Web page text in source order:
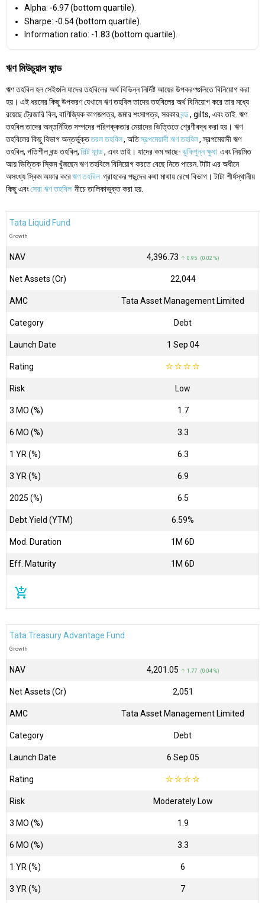
Alpha: -6.97 (bottom quartile).
Sharpe: -0.54 (bottom quartile).
Information ratio: -1.83 (bottom quartile).
ঋণ মিউচুয়াল ফান্ড
ঋণ তহবিল হল সেইগুলি যাদের তহবিলের অর্থ বিভিন্ন নির্দিষ্ট আয়ের উপকরণগুলিতে বিনিয়োগ করা
হয়। এই ধরনের কিছু উপকরণ যেখানে ঋণ তহবিল তাদের তহবিলের অর্থ বিনিয়োগ করে তার মধ্যে
রয়েছে ট্রেজারি বিল, বাণিজ্যিক কাগজপত্র, জমার শংসাপত্র, সরকারবন্ড, gilts, এবং তাই. ঋণ
তহবিল তাদের অন্তর্নিহিত সম্পদের পরিপক্কতার মেয়াদের ভিত্তিতে শ্রেণীবদ্ধ করা হয়। ঋণ
তহবিলের কিছু বিভাগ অন্তর্ভুক্ততরল তহবিল, অতিস্বল্পমেয়াদী ঋণ তহবিল, স্বল্পমেয়াদী ঋণ
তহবিল, গতিশীল বন্ড তহবিল,গিল্ট ফান্ড, এবং তাই। যাদের কম আছে-ঝুকিপুন্ন ক্ষুধা এবং নিয়মিত
আয় ভিত্তিক স্কিম খুঁজছেন ঋণ তহবিলে বিনিয়োগ করতে বেছে নিতে পারেন. টাটা এর অধীনে
অসংখ্য স্কিম অফার করেঋণ তহবিল গ্রাহকের পছন্দের কথা মাথায় রেখে বিভাগ। টাটা শীর্ষস্থানীয়
কিছু এবংসেরা ঋণ তহবিল নীচে তালিকাভুক্ত করা হয়.
Tata Liquid Fund
Growth
NAV ₹4,396.73 ↑ 0.95 (0.02 %)
Net Assets (Cr) ₹22,044
AMC Tata Asset Management Limited
Category Debt
Launch Date 1 Sep 04
Rating ☆☆☆☆
Risk Low
3 MO (%) 1.7
6 MO (%) 3.3
1 YR (%) 6.3
3 YR (%) 6.9
2025 (%) 6.5
Debt Yield (YTM) 6.59%
Mod. Duration 1M 6D
Eff. Maturity 1M 6D
add_shopping_cart
Tata Treasury Advantage Fund
Growth
NAV ₹4,201.05 ↑ 1.77 (0.04 %)
Net Assets (Cr) ₹2,051
AMC Tata Asset Management Limited
Category Debt
Launch Date 6 Sep 05
Rating ☆☆☆☆
Risk Moderately Low
3 MO (%) 1.9
6 MO (%) 3.3
1 YR (%) 6
3 YR (%) 7